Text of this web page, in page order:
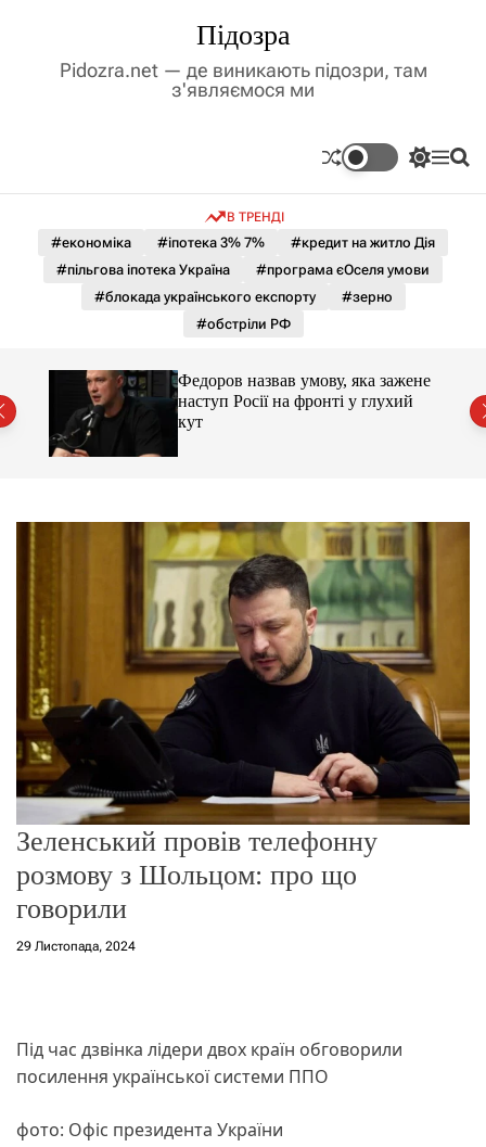
Підозра
Pidozra.net — де виникають підозри, там
з'являємося ми
П
м
к
а
ь
о
р
е
ж
и
м
у
М П
В ТРЕНДІ
#економіка #іпотека 3% 7%
#кредит на житло Дія
#пільгова іпотека Україна
#програма єОселя умови
#блокада українського експорту
#зерно
#обстріли РФ
Федоров назвав умову, яка зажене
наступ Росії на фронті у глухий
кут
Зеленський провів телефонну
розмову з Шольцом: про що
говорили
29 Листопада, 2024
Під час дзвінка лідери двох країн обговорили
посилення української системи ППО
фото: Офіс президента України